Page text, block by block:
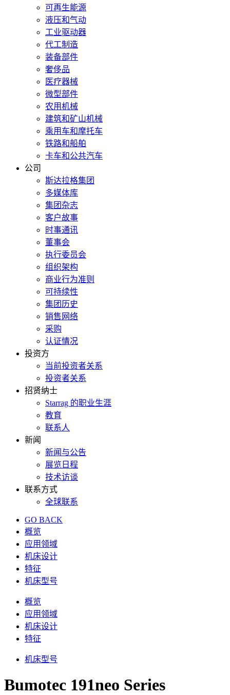
可再生能源
液压和气动
工业驱动器
代工制造
装备部件
奢侈品
医疗器械
微型部件
农用机械
建筑和矿山机械
乘用车和摩托车
铁路和船舶
卡车和公共汽车
公司
斯达拉格集团
多媒体库
集团杂志
客户故事
时事通讯
董事会
执行委员会
组织架构
商业行为准则
可持续性
集团历史
销售网络
采购
认证情况
投资方
当前投资者关系
投资者关系
招贤纳士
Starrag 的职业生涯
教育
联系人
新闻
新闻与公告
展览日程
技术访谈
联系方式
全球联系
GO BACK
概览
应用领域
机床设计
特征
机床型号
概览
应用领域
机床设计
特征
机床型号
Bumotec 191neo Series